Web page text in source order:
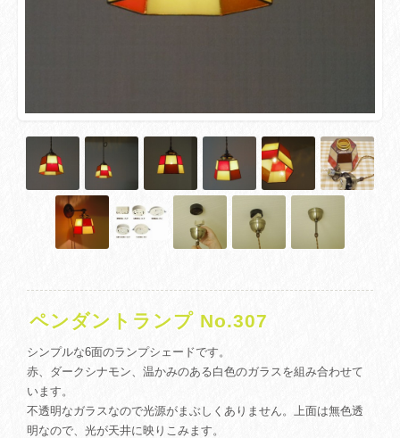
ペンダントランプ No.307
シンプルな6面のランプシェードです。
赤、ダークシナモン、温かみのある白色のガラスを組み合わせて
います。
不透明なガラスなので光源がまぶしくありません。上面は無色透
明なので、光が天井に映りこみます。